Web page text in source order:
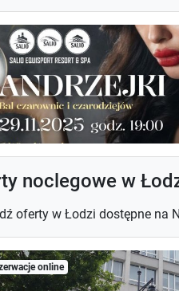
noclegowe w
oferty w Łodzi dostępne na
online